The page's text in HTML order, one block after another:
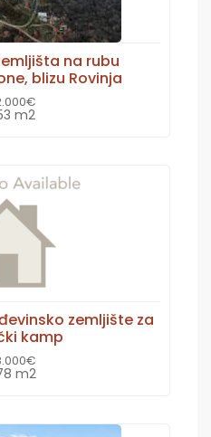
na rubu
blizu Rovinja
m2
zemljište za
kamp
m2